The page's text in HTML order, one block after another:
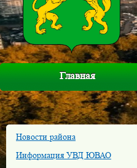
Главная
Новости района
Информация УВД ЮВАО